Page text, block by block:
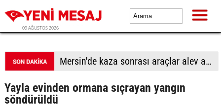
09 AĞUSTOS 2026
Mersin'de kaza sonrası araçlar alev aldı: 1 ölü, 2 yaralı
Yayla evinden ormana sıçrayan yangın
söndürüldü